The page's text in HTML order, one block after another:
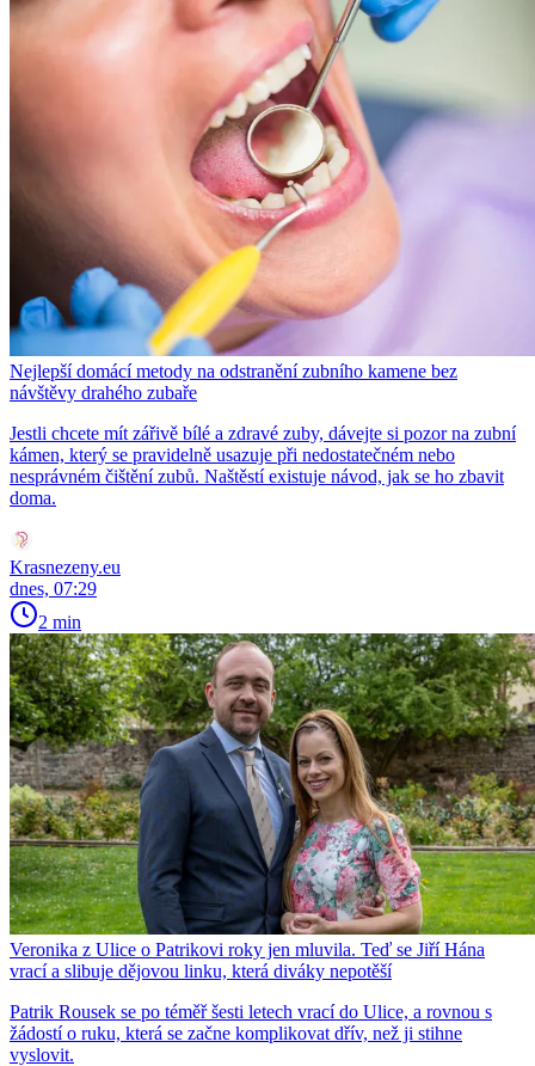
Nejlepší domácí metody na odstranění zubního kamene bez
návštěvy drahého zubaře
Jestli chcete mít zářivě bílé a zdravé zuby, dávejte si pozor na zubní
kámen, který se pravidelně usazuje při nedostatečném nebo
nesprávném čištění zubů. Naštěstí existuje návod, jak se ho zbavit
doma.
Krasnezeny.eu
dnes, 07:29
2 min
Veronika z Ulice o Patrikovi roky jen mluvila. Teď se Jiří Hána
vrací a slibuje dějovou linku, která diváky nepotěší
Patrik Rousek se po téměř šesti letech vrací do Ulice, a rovnou s
žádostí o ruku, která se začne komplikovat dřív, než ji stihne
vyslovit.